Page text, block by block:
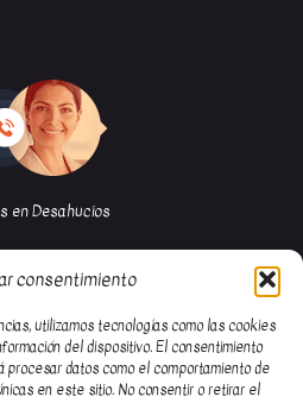
consentimiento
utilizamos tecnologías como las cookies
del dispositivo. El consentimiento
datos como el comportamiento de
en este sitio. No consentir o retirar el
en Desahucios